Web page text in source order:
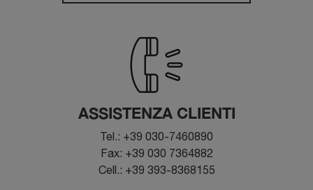
ASSISTENZA CLIENTI
Tel.: +39 030-7460890
Fax: +39 030 7364882
Cell.: +39 393-8368155